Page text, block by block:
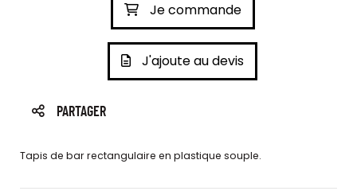
Je commande
J'ajoute au devis
PARTAGER
Tapis de bar rectangulaire en plastique souple.